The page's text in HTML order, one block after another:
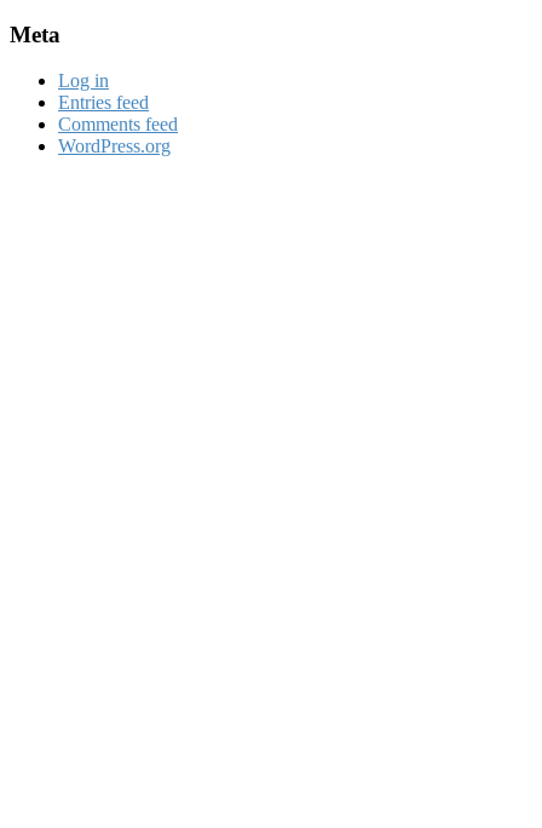
Meta
Log in
Entries feed
Comments feed
WordPress.org